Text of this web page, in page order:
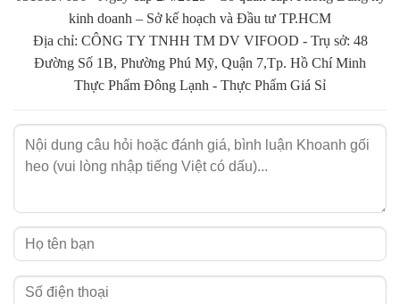
cho trẻ em và người vận động mạnh.
Đặc biệt với các mẹ bỉm sữa đang cho con bú thì ăn khoanh gối
heo là lựa chọn thích hợp, bởi thực phẩm này giúp lợi sữa và rất
Khoanh gối heo làm món gì ngon?
Theo nghiên cứu trong khoanh gối heo có nguồn collagen cao, vì
da căng mịn, giảm nếp nhăn, sáng đẹp.
kinh doanh – Sở kế hoạch và Đầu tư TP.HCM
Địa chỉ: CÔNG TY TNHH TM DV VIFOOD - Trụ sở: 48
Đường Số 1B, Phường Phú Mỹ, Quận 7,Tp. Hồ Chí Minh
Thực Phẩm Đông Lạnh - Thực Phẩm Giá Sỉ